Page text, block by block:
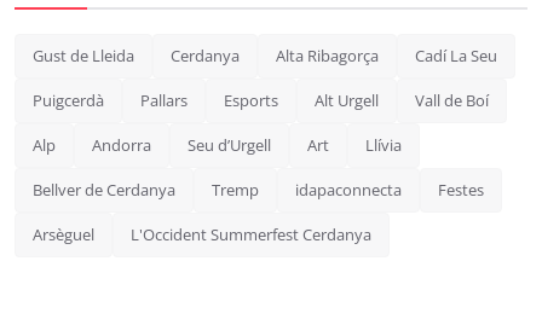
Gust de Lleida Cerdanya Alta Ribagorça Cadí La Seu
Puigcerdà Pallars Esports Alt Urgell Vall de Boí
Alp Andorra Seu d’Urgell Art Llívia
Bellver de Cerdanya Tremp idapaconnecta Festes
Arsèguel L'Occident Summerfest Cerdanya